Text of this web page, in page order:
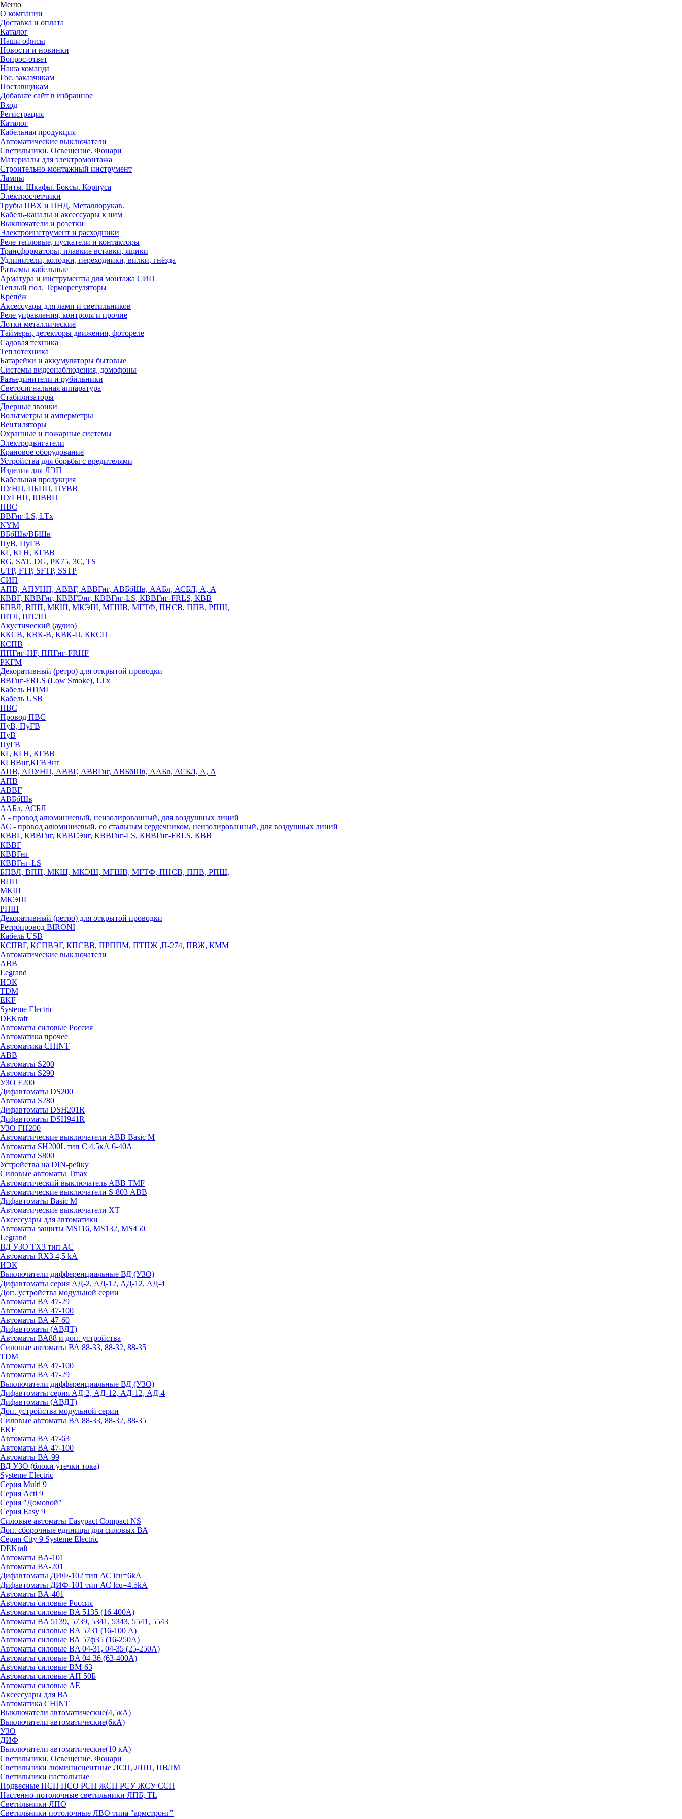
Меню
О компании
Доставка и оплата
Каталог
Наши офисы
Новости и новинки
Вопрос-ответ
Наша команда
Гос. заказчикам
Поставщикам
Добавьте сайт в избранное
Вход
Регистрация
Каталог
Кабельная продукция
Автоматические выключатели
Светильники. Освещение. Фонари
Материалы для электромонтажа
Строительно-монтажный инструмент
Лампы
Щиты. Шкафы. Боксы. Корпуса
Электросчетчики
Трубы ПВХ и ПНД. Металлорукав.
Кабель-каналы и аксессуары к ним
Выключатели и розетки
Электроинструмент и расходники
Реле тепловые, пускатели и контакторы
Трансформаторы, плавкие вставки, ящики
Удлинители, колодки, переходники, вилки, гнёзда
Разъемы кабельные
Арматура и инструменты для монтажа СИП
Теплый пол. Терморегуляторы
Крепёж
Аксессуары для ламп и светильников
Реле управления, контроля и прочие
Лотки металлические
Таймеры, детекторы движения, фотореле
Садовая техника
Теплотехника
Батарейки и аккумуляторы бытовые
Системы видеонаблюдения, домофоны
Разъединители и рубильники
Светосигнальная аппаратура
Стабилизаторы
Дверные звонки
Вольтметры и амперметры
Вентиляторы
Охранные и пожарные системы
Электродвигатели
Крановое оборудование
Устройства для борьбы с вредителями
Изделия для ЛЭП
Кабельная продукция
ПУНП, ПБПП, ПУВВ
ПУГНП, ШВВП
ПВС
ВВГнг-LS, LTx
NYM
ВБбШв/ВБШв
ПуВ, ПуГВ
КГ, КГН, КГВВ
RG, SAT, DG, РК75, 3С, TS
UTP, FTP, SFTP, SSTP
СИП
АПВ, АПУНП, АВВГ, АВВГнг, АВБбШв, ААБл, АСБЛ, А, А
КВВГ, КВВГнг, КВВГЭнг, КВВГнг-LS, КВВГнг-FRLS, КВВ
БПВЛ, ВПП, МКШ, МКЭШ, МГШВ, МГТФ, ПНСВ, ППВ, РПШ,
ШТЛ, ШТЛП
Акустический (аудио)
ККСВ, КВК-В, КВК-П, ККСП
КСПВ
ППГнг-HF, ППГнг-FRHF
РКГМ
Декоративный (ретро) для открытой проводки
ВВГнг-FRLS (Low Smoke), LTx
Кабель HDMI
Кабель USB
ПВС
Провод ПВС
ПуВ, ПуГВ
ПуВ
ПуГВ
КГ, КГН, КГВВ
КГВВнг,КГВЭнг
АПВ, АПУНП, АВВГ, АВВГнг, АВБбШв, ААБл, АСБЛ, А, А
АПВ
АВВГ
АВБбШв
ААБл, АСБЛ
А - провод алюминиевый, неизолированный, для воздушных линий
АС - провод алюминиевый, со стальным сердечником, неизолированный, для воздушных линий
КВВГ, КВВГнг, КВВГЭнг, КВВГнг-LS, КВВГнг-FRLS, КВВ
КВВГ
КВВГнг
КВВГнг-LS
БПВЛ, ВПП, МКШ, МКЭШ, МГШВ, МГТФ, ПНСВ, ППВ, РПШ,
ВПП
МКШ
МКЭШ
РПШ
Декоративный (ретро) для открытой проводки
Ретропровод BIRONI
Кабель USB
КСПВГ, КСПВЭГ, КПСВВ, ПРППМ, ПТПЖ ,П-274, ПВЖ, КММ
Автоматические выключатели
ABB
Legrand
ИЭК
TDM
EKF
Systeme Electric
DEKraft
Автоматы силовые Россия
Автоматика прочее
Автоматика CHINT
ABB
Автоматы S200
Автоматы S290
УЗО F200
Дифавтоматы DS200
Автоматы S280
Дифавтоматы DSH201R
Дифавтоматы DSH941R
УЗО FH200
Автоматические выключатели ABB Basic M
Автоматы SH200L тип С 4.5кА 6-40А
Автоматы S800
Устройства на DIN-рейку
Силовые автоматы Tmax
Автоматический выключатель ABB TMF
Автоматические выключатели S-803 АВВ
Дифавтоматы Basic M
Автоматические выключатели XT
Аксессуары для автоматики
Автоматы защиты MS116, MS132, MS450
Legrand
ВД УЗО TX3 тип АС
Автоматы RX3 4,5 kA
ИЭК
Выключатели дифференциальные ВД (УЗО)
Дифавтоматы серия АД-2, АД-12, АД-12, АД-4
Доп. устройства модульной серии
Автоматы ВА 47-29
Автоматы ВА 47-100
Автоматы ВА 47-60
Дифавтоматы (АВДТ)
Автоматы ВА88 и доп. устройства
Силовые автоматы ВА 88-33, 88-32, 88-35
TDM
Автоматы ВА 47-100
Автоматы ВА 47-29
Выключатели дифференциальные ВД (УЗО)
Дифавтоматы серия АД-2, АД-12, АД-12, АД-4
Дифавтоматы (АВДТ)
Доп. устройства модульной серии
Силовые автоматы ВА 88-33, 88-32, 88-35
EKF
Автоматы ВА 47-63
Автоматы ВА 47-100
Автоматы ВА-99
ВД УЗО (блоки утечки тока)
Systeme Electric
Серия Multi 9
Серия Acti 9
Серия "Домовой"
Серия Easy 9
Силовые автоматы Easypact Compact NS
Доп. сборочные единицы для силовых ВА
Серия City 9 Systeme Electric
DEKraft
Автоматы BA-101
Автоматы ВА-201
Дифавтоматы ДИФ-102 тип АС lcu=6kA
Дифавтоматы ДИФ-101 тип АС lcu=4.5kA
Автоматы BA-401
Автоматы силовые Россия
Автоматы силовые BA 5135 (16-400А)
Автоматы BA 5139, 5739, 5341, 5343, 5541, 5543
Автоматы силовые BA 5731 (16-100 А)
Автоматы силовые ВА 57ф35 (16-250А)
Автоматы силовые BA 04-31, 04-35 (25-250А)
Автоматы силовые BA 04-36 (63-400А)
Автоматы силовые ВМ-63
Автоматы силовые АП 50Б
Автоматы силовые АЕ
Аксессуары для ВА
Автоматика CHINT
Выключатели автоматические(4,5кА)
Выключатели автоматические(6кА)
УЗО
ДИФ
Выключатели автоматические(10 кА)
Светильники. Освещение. Фонари
Светильники люминисцентные ЛСП, ЛПП, ПВЛМ
Светильники настольные
Подвесные НСП НСО РСП ЖСП РСУ ЖСУ ССП
Настенно-потолочные светильники ЛПБ, TL
Светильники ЛПО
Светильники потолочные ЛВО типа "армстронг"